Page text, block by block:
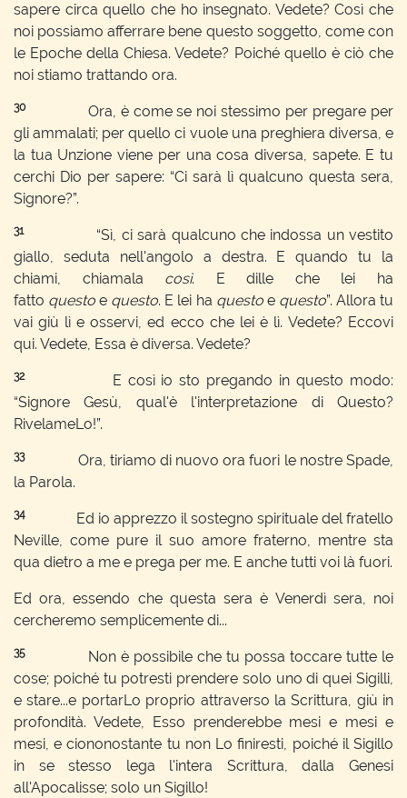
sapere circa quello che ho insegnato. Vedete? Così che
noi possiamo afferrare bene questo soggetto, come con
le Epoche della Chiesa. Vedete? Poiché quello è ciò che
noi stiamo trattando ora.
30Ora, è come se noi stessimo per pregare per
gli ammalati; per quello ci vuole una preghiera diversa, e
la tua Unzione viene per una cosa diversa, sapete. E tu
cerchi Dio per sapere: “Ci sarà lì qualcuno questa sera,
Signore?”.
31“Sì, ci sarà qualcuno che indossa un vestito
giallo, seduta nell'angolo a destra. E quando tu la
chiami, chiamala così. E dille che lei ha
fatto questo e questo. E lei ha questoe questo”. Allora tu
vai giù lì e osservi, ed ecco che lei è lì. Vedete? Eccovi
qui. Vedete, Essa è diversa. Vedete?
32E così io sto pregando in questo modo:
“Signore Gesù, qual'è l'interpretazione di Questo?
RivelameLo!”.
33Ora, tiriamo di nuovo ora fuori le nostre Spade,
la Parola.
34
Ed io apprezzo il sostegno spirituale del fratello
Neville, come pure il suo amore fraterno, mentre sta
qua dietro a me e prega per me. E anche tutti voi là fuori.
Ed ora, essendo che questa sera è Venerdì sera, noi
cercheremo semplicemente di...
35
Non è possibile che tu possa toccare tutte le
cose; poiché tu potresti prendere solo uno di quei Sigilli,
e stare...e portarLo proprio attraverso la Scrittura, giù in
profondità. Vedete, Esso prenderebbe mesi e mesi e
mesi, e ciononostante tu non Lo finiresti, poiché il Sigillo
in se stesso lega l'intera Scrittura, dalla Genesi
all'Apocalisse; solo un Sigillo!